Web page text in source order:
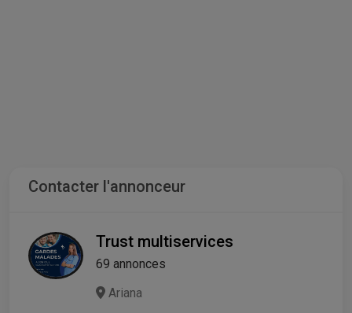
Contacter l'annonceur
Trust multiservices
69 annonces
Ariana